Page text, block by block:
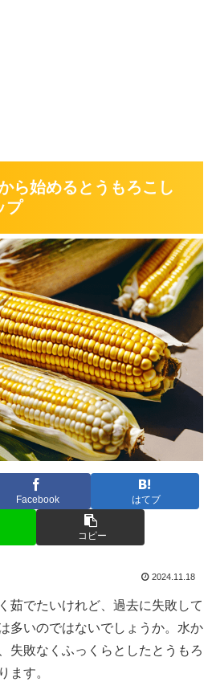
ら始めるとうもろこし
プ
Facebook はてブ
コピー
2024.11.18
茹でたいけれど、過去に失敗して
多いのではないでしょうか。水か
失敗なくふっくらとしたとうもろ
ます。